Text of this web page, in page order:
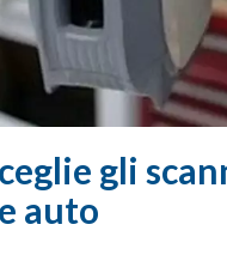
gli
auto